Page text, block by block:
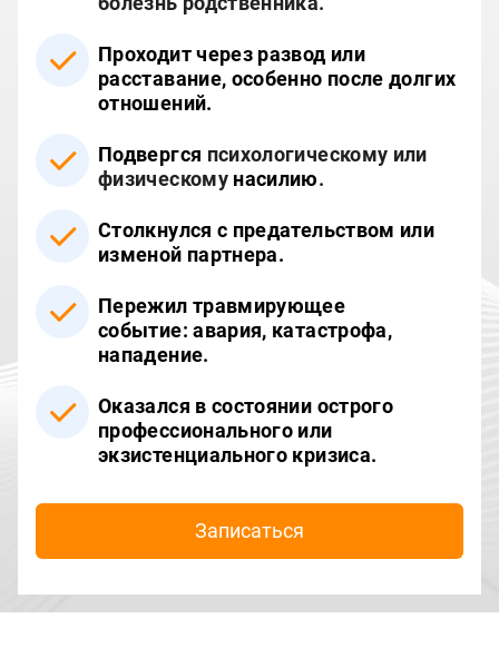
Проходит через развод или
расставание, особенно после долгих
отношений.
Подвергся психологическому или
физическому насилию.
Столкнулся с предательством или
изменой партнера.
Пережил травмирующее
событие: авария, катастрофа,
нападение.
Оказался в состоянии острого
профессионального или
экзистенциального кризиса.
Записаться